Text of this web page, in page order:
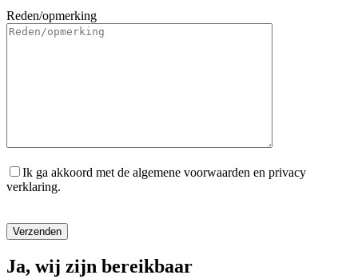
Reden/opmerking
Ik ga akkoord met de algemene voorwaarden en privacy
verklaring.
Ja, wij zijn bereikbaar